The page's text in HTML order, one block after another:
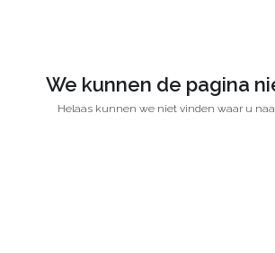
We kunnen de pagina
Helaas kunnen we niet vinden waar u